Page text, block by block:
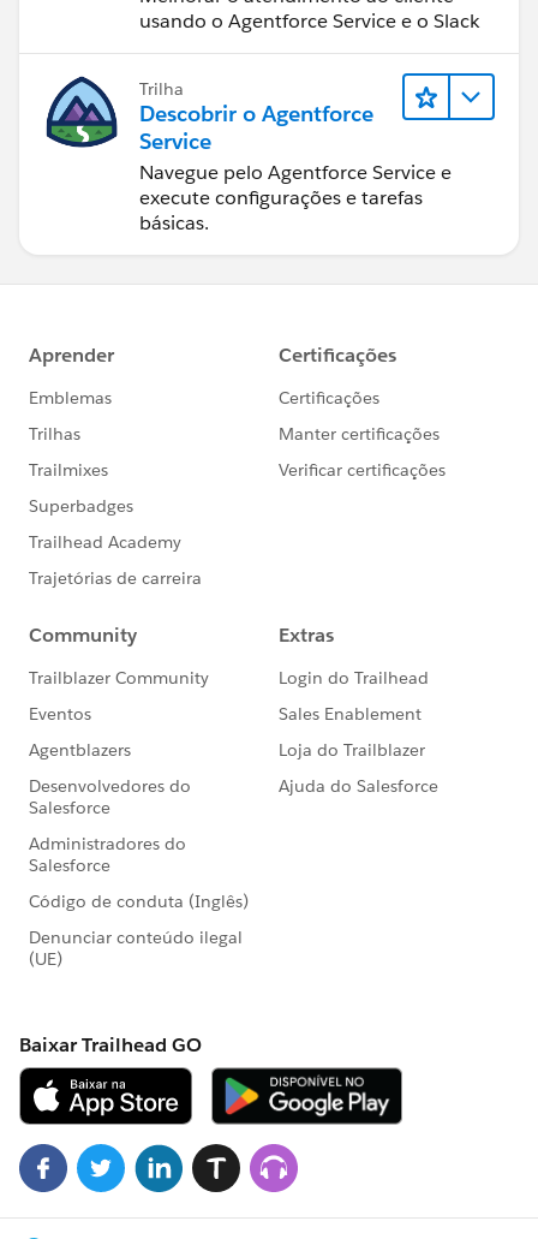
usando o Agentforce Service e o Slack
Trilha
Descobrir o Agentforce
Service
Navegue pelo Agentforce Service e
execute configurações e tarefas
básicas.